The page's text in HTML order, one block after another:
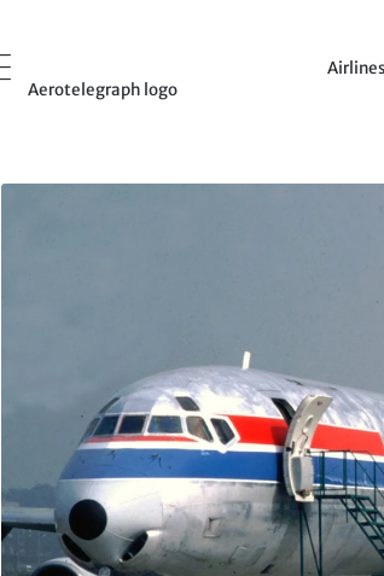
Aerotelegraph logo
Airlines